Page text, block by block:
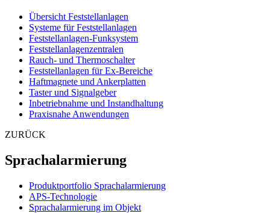
Übersicht Feststellanlagen
Systeme für Feststellanlagen
Feststellanlagen-Funksystem
Feststellanlagenzentralen
Rauch- und Thermoschalter
Feststellanlagen für Ex-Bereiche
Haftmagnete und Ankerplatten
Taster und Signalgeber
Inbetriebnahme und Instandhaltung
Praxisnahe Anwendungen
ZURÜCK
Sprachalarmierung
Produktportfolio Sprachalarmierung
APS-Technologie
Sprachalarmierung im Objekt